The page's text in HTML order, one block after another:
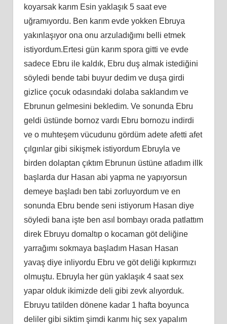
koyarsak karım Esin yaklaşık 5 saat eve
uğramıyordu. Ben karım evde yokken Ebruya
yakınlaşıyor ona onu arzuladığımı belli etmek
istiyordum.Ertesi gün karım spora gitti ve evde
sadece Ebru ile kaldık, Ebru duş almak istediğini
söyledi bende tabi buyur dedim ve duşa girdi
gizlice çocuk odasındaki dolaba saklandım ve
Ebrunun gelmesini bekledim. Ve sonunda Ebru
geldi üstünde bornoz vardı Ebru bornozu indirdi
ve o muhteşem vücudunu gördüm adete afetti afet
çılgınlar gibi sikişmek istiyordum Ebruyla ve
birden dolaptan çıktım Ebrunun üstüne atladım illk
başlarda dur Hasan abi yapma ne yapıyorsun
demeye başladı ben tabi zorluyordum ve en
sonunda Ebru bende seni istiyorum Hasan diye
söyledi bana işte ben asıl bombayı orada patlattım
direk Ebruyu domaltıp o kocaman göt deliğine
yarrağımı sokmaya başladım Hasan Hasan
yavaş diye inliyordu Ebru ve göt deliği kıpkırmızı
olmuştu. Ebruyla her gün yaklaşık 4 saat sex
yapar olduk ikimizde deli gibi zevk alıyorduk.
Ebruyu tatilden dönene kadar 1 hafta boyunca
deliler gibi siktim şimdi karımı hiç sex yapalım